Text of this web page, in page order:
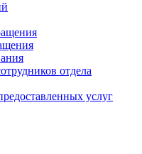
отдела
услуг